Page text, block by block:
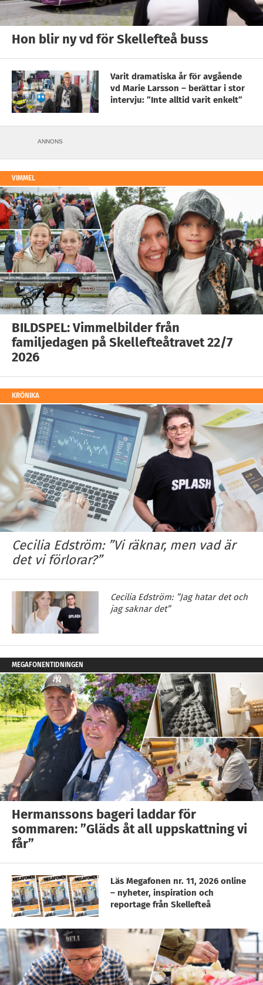
Hon blir ny vd för Skellefteå buss
Varit dramatiska år för avgående
vd Marie Larsson – berättar i stor
intervju: ”Inte alltid varit enkelt”
ANNONS
VIMMEL
BILDSPEL: Vimmelbilder från
familjedagen på Skellefteåtravet 22/7
2026
KRÖNIKA
Cecilia Edström: ”Vi räknar, men vad är
det vi förlorar?”
Cecilia Edström: ”Jag hatar det och
jag saknar det”
MEGAFONENTIDNINGEN
Hermanssons bageri laddar för
sommaren: ”Gläds åt all uppskattning vi
får”
Läs Megafonen nr. 11, 2026 online
– nyheter, inspiration och
reportage från Skellefteå